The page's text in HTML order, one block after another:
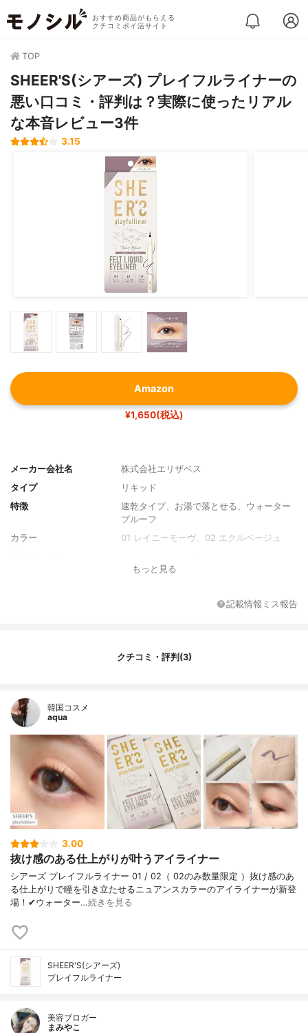
おすすめ商品がもらえる
クチコミポイ活サイト
TOP
SHEER'S(シアーズ) プレイフルライナーの
悪い口コミ・評判は？実際に使ったリアル
な本音レビュー3件
3.15
Amazon
¥1,650(税込)
メーカー会社名
株式会社エリザベス
タイプ
リキッド
特徴
速乾タイプ、お湯で落とせる、ウォーター
プルーフ
カラー
01 レイニーモーヴ、02 エクルベージュ
ヒアルロン酸配合
もっと見る
記載情報ミス報告
クチコミ・評判(3)
韓国コスメ
aqua
3.00
抜け感のある仕上がりが叶うアイライナー
シアーズ プレイフルライナー 01 / 02（ 02のみ数量限定 ）抜け感のあ
る仕上がりで瞳を引き立たせるニュアンスカラーのアイライナーが新登
場！✔︎ウォーター…続きを見る
SHEER'S(シアーズ)
プレイフルライナー
美容ブロガー
まみやこ